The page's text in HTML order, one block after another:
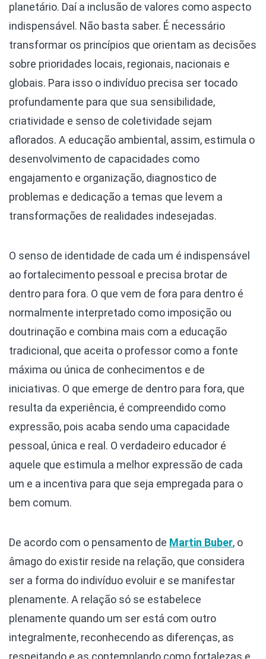
planetário. Daí a inclusão de valores como aspecto
indispensável. Não basta saber. É necessário
transformar os princípios que orientam as decisões
sobre prioridades locais, regionais, nacionais e
globais. Para isso o indivíduo precisa ser tocado
profundamente para que sua sensibilidade,
criatividade e senso de coletividade sejam
aflorados. A educação ambiental, assim, estimula o
desenvolvimento de capacidades como
engajamento e organização, diagnostico de
problemas e dedicação a temas que levem a
transformações de realidades indesejadas.
O senso de identidade de cada um é indispensável
ao fortalecimento pessoal e precisa brotar de
dentro para fora. O que vem de fora para dentro é
normalmente interpretado como imposição ou
doutrinação e combina mais com a educação
tradicional, que aceita o professor como a fonte
máxima ou única de conhecimentos e de
iniciativas. O que emerge de dentro para fora, que
resulta da experiência, é compreendido como
expressão, pois acaba sendo uma capacidade
pessoal, única e real. O verdadeiro educador é
aquele que estimula a melhor expressão de cada
um e a incentiva para que seja empregada para o
bem comum.
De acordo com o pensamento de Martin Buber, o
âmago do existir reside na relação, que considera
ser a forma do indivíduo evoluir e se manifestar
plenamente. A relação só se estabelece
plenamente quando um ser está com outro
integralmente, reconhecendo as diferenças, as